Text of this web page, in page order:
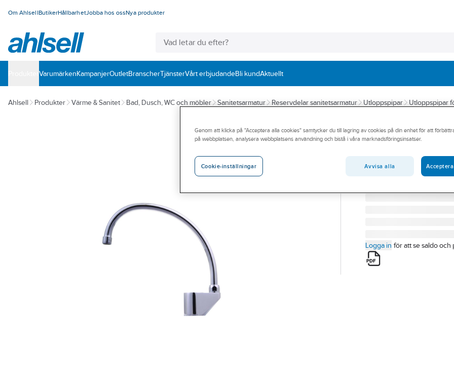
Om AhlsellButikerHållbarhetJobba hos ossNya produkter
VarumärkenKampanjerOutletBranscherTjänsterVårt erbjudandeBli kundAktuellt
Ahlsell Produkter Värme & Sanitet Bad, Dusch, WC och möbler Sanitetsarmatur Reservdelar sanitetsarmatur Utloppspipar Utloppspipar
FMM
Utloppspip hög
UTLOPPSPIP HÖG
Artikelnummer:
8153981
3777-1000
Logga in för att se saldo och
Genom att klicka på "Acceptera alla cookies" samtycker du till lagring av cookies på din enhet för att
på webbplatsen, analysera webbplatsens användning och bistå i våra marknadsföringsinsatser.
Cookie-inställningar Avvisa alla